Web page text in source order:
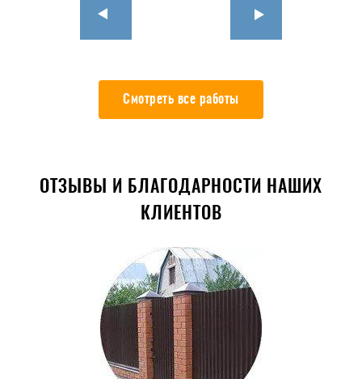
Смотреть все работы
ОТЗЫВЫ И БЛАГОДАРНОСТИ НАШИХ
КЛИЕНТОВ